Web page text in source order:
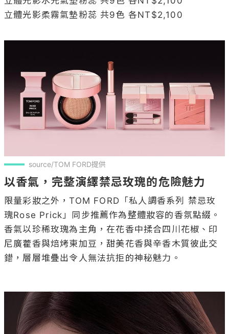
立體光影柔霧氣墊粉蕊 共9色 各NT$2,100
source/TOM FORD提供
以香氣，完整演繹禁忌玫瑰的危險魅力
限量彩妝之外，TOM FORD「私人調香系列 禁忌玫
瑰Rose Prick」同步推薦作為整體妝容的香氛點綴。
香氣以珍稀玫瑰為主角，在花香中揉合四川花椒、印
尼廣藿香與焙烤東加豆，甜美花香與辛香木質彼此交
錯，層層堆疊出令人無法抗拒的神秘魅力。